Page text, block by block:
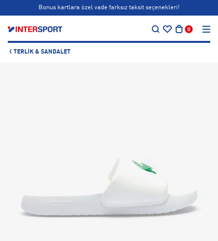
Bonus kartlara özel vade farksız taksit seçenekleri!
0
TERLIK & SANDALET